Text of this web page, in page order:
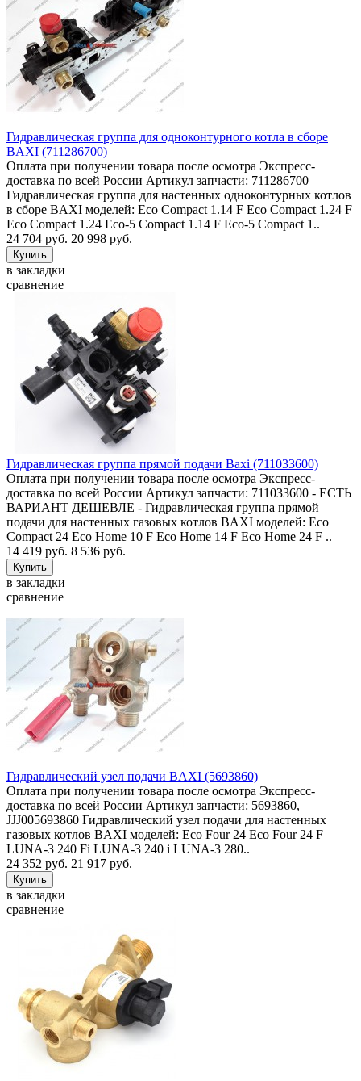
Гидравлическая группа для одноконтурного котла в сборе
BAXI (711286700)
Оплата при получении товара после осмотра Экспресс-
доставка по всей России Артикул запчасти: 711286700
Гидравлическая группа для настенных одноконтурных котлов
в сборе BAXI моделей: Eco Compact 1.14 F Eco Compact 1.24 F
Eco Compact 1.24 Eco-5 Compact 1.14 F Eco-5 Compact 1..
24 704 руб. 20 998 руб.
в закладки
сравнение
Гидравлическая группа прямой подачи Baxi (711033600)
Оплата при получении товара после осмотра Экспресс-
доставка по всей России Артикул запчасти: 711033600 - ЕСТЬ
ВАРИАНТ ДЕШЕВЛЕ - Гидравлическая группа прямой
подачи для настенных газовых котлов BAXI моделей: Eco
Compact 24 Eco Home 10 F Eco Home 14 F Eco Home 24 F ..
14 419 руб. 8 536 руб.
в закладки
сравнение
Гидравлический узел подачи BAXI (5693860)
Оплата при получении товара после осмотра Экспресс-
доставка по всей России Артикул запчасти: 5693860,
JJJ005693860 Гидравлический узел подачи для настенных
газовых котлов BAXI моделей: Eco Four 24 Eco Four 24 F
LUNA-3 240 Fi LUNA-3 240 i LUNA-3 280..
24 352 руб. 21 917 руб.
в закладки
сравнение